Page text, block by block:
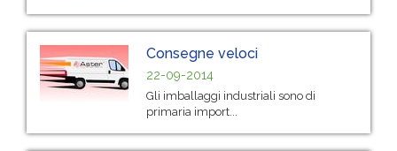
Consegne veloci
22-09-2014
Gli imballaggi industriali sono di
primaria import...